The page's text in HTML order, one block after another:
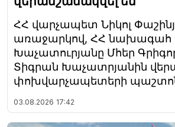
ՀՀ վարչապետ Նիկոլ
առաջարկով, ՀՀ նախագահ
Խաչատուրյանը Մհեր
Տիգրան Խաչատրյանին
փոխվարչապետերի
03.08.2026 17:42